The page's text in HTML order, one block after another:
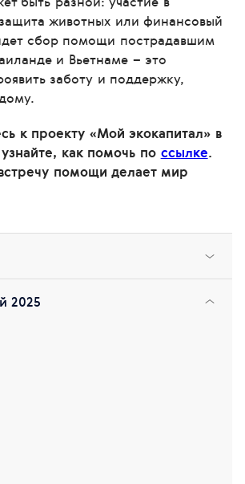
животных или финансовый
сбор помощи пострадавшим
и Вьетнаме – это
заботу и поддержку,
к проекту «Мой экокапитал» в
как помочь по ссылке.
помощи делает мир
2025